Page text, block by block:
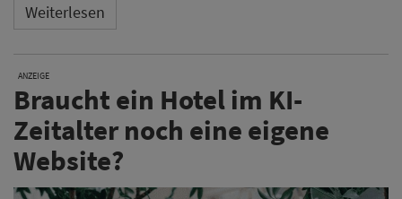
Weiterlesen
ANZEIGE
Braucht ein Hotel im KI-
Zeitalter noch eine eigene
Website?